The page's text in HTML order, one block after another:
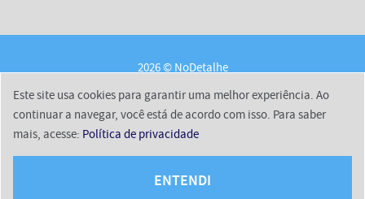
2026 © NoDetalhe
Sobre a WebGo Content
Políticas de Privacidade
Termos de Uso
Este site usa cookies para garantir uma melhor experiência. Ao
continuar a navegar, você está de acordo com isso. Para saber
mais, acesse: Política de privacidade
ENTENDI